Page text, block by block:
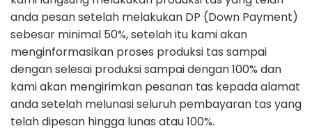
anda pesan setelah melakukan DP (Down Payment)
sebesar minimal 50%, setelah itu kami akan
menginformasikan proses produksi tas sampai
dengan selesai produksi sampai dengan 100% dan
kami akan mengirimkan pesanan tas kepada alamat
anda setelah melunasi seluruh pembayaran tas yang
telah dipesan hingga lunas atau 100%.